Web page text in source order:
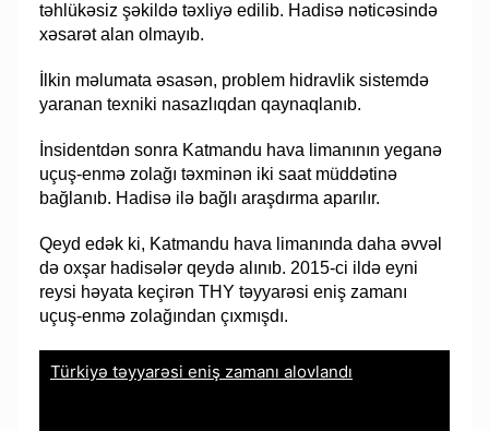
təhlükəsiz şəkildə təxliyə edilib. Hadisə nəticəsində
xəsarət alan olmayıb.
İlkin məlumata əsasən, problem hidravlik sistemdə
yaranan texniki nasazlıqdan qaynaqlanıb.
İnsidentdən sonra Katmandu hava limanının yeganə
uçuş-enmə zolağı təxminən iki saat müddətinə
bağlanıb. Hadisə ilə bağlı araşdırma aparılır.
Qeyd edək ki, Katmandu hava limanında daha əvvəl
də oxşar hadisələr qeydə alınıb. 2015-ci ildə eyni
reysi həyata keçirən THY təyyarəsi eniş zamanı
uçuş-enmə zolağından çıxmışdı.